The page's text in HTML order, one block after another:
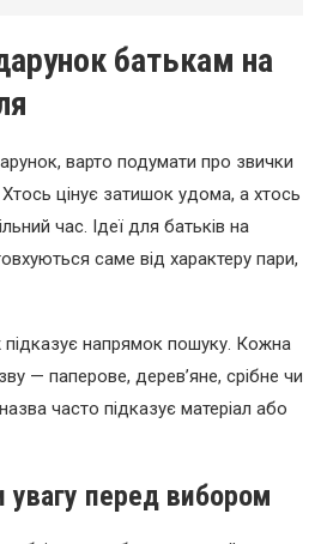
батькам на
варто подумати про звички
цінує затишок удома, а хтось
час. Ідеї для батьків на
саме від характеру пари,
напрямок пошуку. Кожна
— паперове, дерев’яне, срібне чи
часто підказує матеріал або
перед вибором